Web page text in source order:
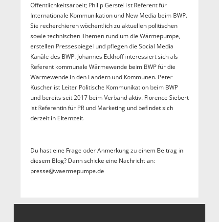
Öffentlichkeitsarbeit; Philip Gerstel ist Referent für
Internationale Kommunikation und New Media beim BWP.
Sie recherchieren wöchentlich zu aktuellen politischen
sowie technischen Themen rund um die Wärmepumpe,
erstellen Pressespiegel und pflegen die Social Media
Kanäle des BWP. Johannes Eckhoff interessiert sich als
Referent kommunale Wärmewende beim BWP für die
Wärmewende in den Ländern und Kommunen. Peter
Kuscher ist Leiter Politische Kommunikation beim BWP
und bereits seit 2017 beim Verband aktiv. Florence Siebert
ist Referentin für PR und Marketing und befindet sich
derzeit in Elternzeit.
Du hast eine Frage oder Anmerkung zu einem Beitrag in
diesem Blog? Dann schicke eine Nachricht an:
presse@waermepumpe.de